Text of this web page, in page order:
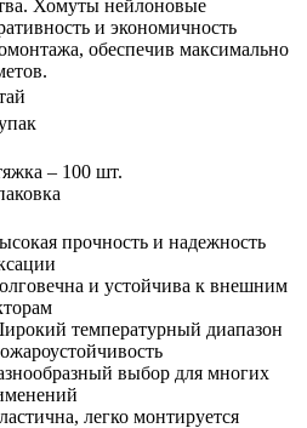
Хомуты нейлоновые
и экономичность
обеспечив максимально
– 100 шт.
прочность и надежность
и устойчива к внешним
температурный диапазон
выбор для многих
легко монтируется